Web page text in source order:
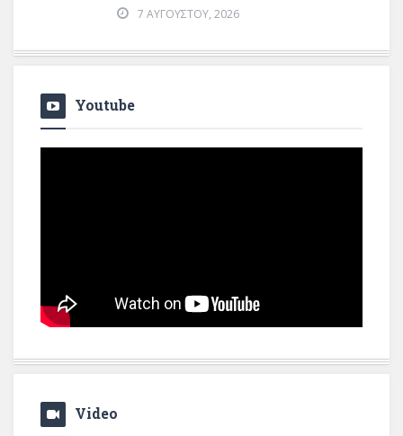
7 ΑΥΓΟΎΣΤΟΥ, 2026
Youtube
Video